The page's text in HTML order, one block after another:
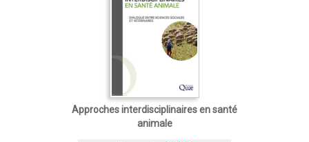
Approches interdisciplinaires en santé
animale